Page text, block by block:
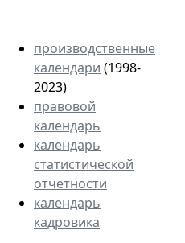
производственные
календари (1998-
2023)
правовой
календарь
календарь
статистической
отчетности
календарь
кадровика